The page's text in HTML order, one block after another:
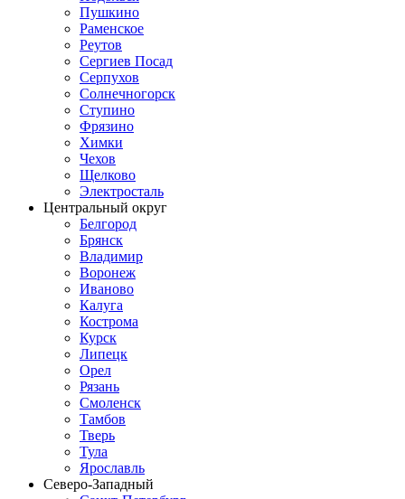
Пушкино
Раменское
Реутов
Сергиев Посад
Серпухов
Солнечногорск
Ступино
Фрязино
Химки
Чехов
Щелково
Электросталь
Центральный округ
Белгород
Брянск
Владимир
Воронеж
Иваново
Калуга
Кострома
Курск
Липецк
Орел
Рязань
Смоленск
Тамбов
Тверь
Тула
Ярославль
Северо-Западный